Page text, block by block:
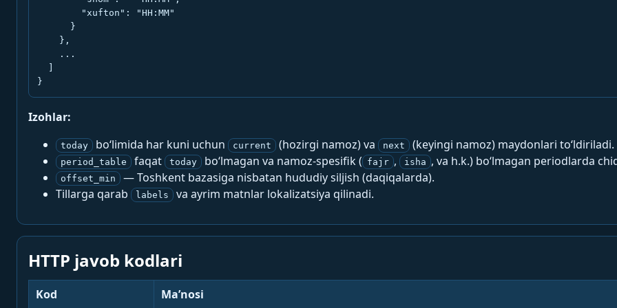
        "xufton": "HH:MM"
      }
    },
    ...
}
Izohlar:
today bo‘limida har kuni uchun current (hozirgi namoz) va next (keyingi namoz) maydonlari to‘ldiriladi.
period_table faqat today bo‘lmagan va namoz-spesifik ( fajr , isha , va h.k.) bo‘lmagan periodlarda
offset_min
— Toshkent bazasiga nisbatan hududiy siljish (daqiqalarda).
Tillarga qarab
labels va ayrim matnlar lokalizatsiya qilinadi.
HTTP javob kodlari
Kod Ma’nosi